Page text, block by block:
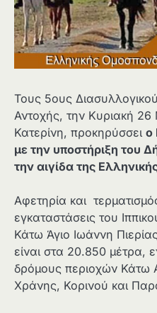
Τους 5ους
Αντοχής, την Κυριακή
Κατερίνη, προκηρύσσει ο
με την υποστήριξη του
την αιγίδα της
Αφετηρία και
εγκαταστάσεις του
Κάτω Άγιο Ιωάννη
είναι στα 20.850 μέτρα,
δρόμους περιοχών Κάτω
Χράνης, Κορινού και